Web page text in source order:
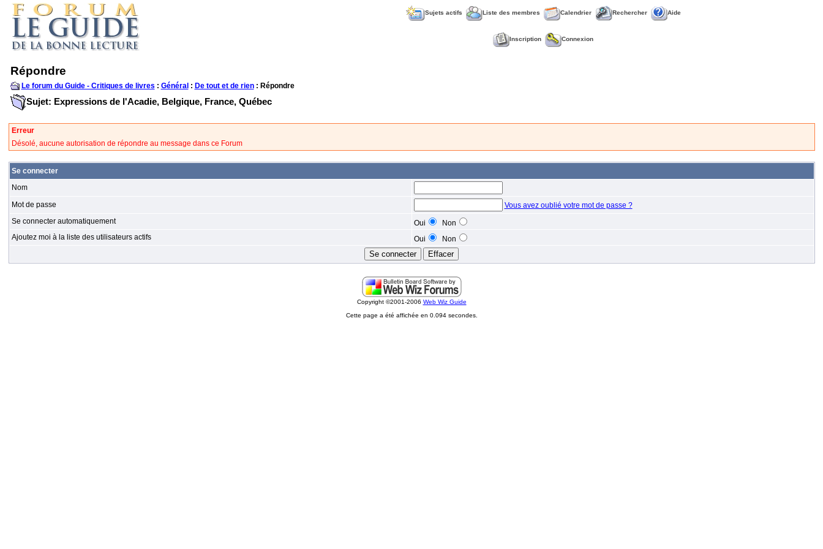
Sujets actifs Liste des membres Calendrier Rechercher Aide
Inscription Connexion
Répondre
Le forum du Guide - Critiques de livres : Général : De tout et de rien: Répondre
Sujet: Expressions de l'Acadie, Belgique, France, Québec
Erreur
Désolé, aucune autorisation de répondre au message dans ce Forum
Se connecter
Nom
Mot de passe
Vous avez oublié votre mot de passe ?
Se connecter automatiquement
Oui
Non
Ajoutez moi à la liste des utilisateurs actifs
Oui Non
Copyright ©2001-2006 Web Wiz Guide
Cette page a été affichée en 0.094 secondes.